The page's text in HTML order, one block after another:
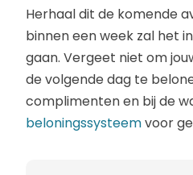
Herhaal dit de komende
binnen een week zal het
gaan. Vergeet niet om
de volgende dag te
complimenten en bij de
beloningssysteemvoor